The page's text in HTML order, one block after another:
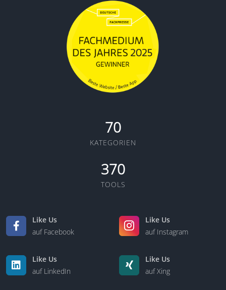
70
KATEGORIEN
370
TOOLS
Like Us
auf Facebook
Like Us
auf Instagram
Like Us
auf LinkedIn
Like Us
auf Xing